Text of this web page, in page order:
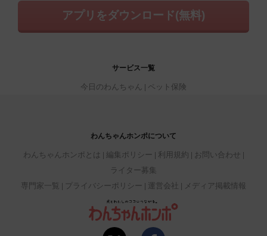
アプリをダウンロード(無料)
サービス一覧
今日のわんちゃん ペット保険
わんちゃんホンポについて
わんちゃんホンポとは 編集ポリシー 利用規約
お問い合わせ
ライター募集
専門家一覧
プライバシーポリシー 運営会社 メディア掲載情報